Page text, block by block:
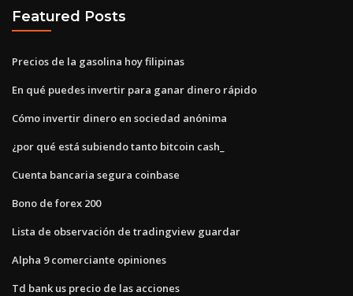
Featured Posts
Precios de la gasolina hoy filipinas
En qué puedes invertir para ganar dinero rápido
Cómo invertir dinero en sociedad anónima
¿por qué está subiendo tanto bitcoin cash_
Cuenta bancaria segura coinbase
Bono de forex 200
Lista de observación de tradingview guardar
Alpha 9 comerciante opiniones
Td bank us precio de las acciones